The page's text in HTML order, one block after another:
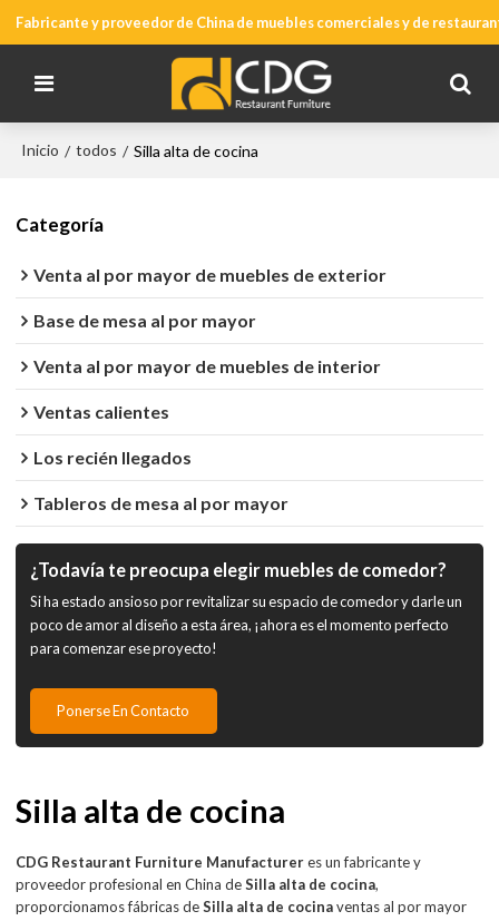
Fabricante y proveedor de China de muebles comerciales y de
Inicio / todos / Silla alta de cocina
Categoría
Venta al por mayor de muebles de exterior
Base de mesa al por mayor
Venta al por mayor de muebles de interior
Ventas calientes
Los recién llegados
Tableros de mesa al por mayor
¿Todavía te preocupa elegir muebles de comedor?
Si ha estado ansioso por revitalizar su espacio de comedor y darle un
poco de amor al diseño a esta área, ¡ahora es el momento perfecto
para comenzar ese proyecto!
Ponerse En Contacto
Silla alta de cocina
CDG Restaurant Furniture Manufactureres un fabricante y
proveedor profesional en China deSilla alta de cocina,
proporcionamos fábricas deSilla alta de cocinaventas al por mayor